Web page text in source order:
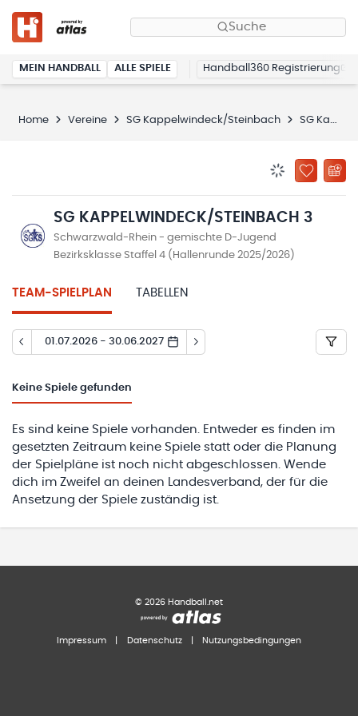
Suche
MEIN HANDBALL ALLE SPIELE Handball360 Registrierung
Home Vereine SG Kappelwindeck/Steinbach SG Kappelwindeck/Steinbach 3
ZU
SG KAPPELWINDECK/STEINBACH 3
Schwarzwald-Rhein - gemischte D-Jugend
Bezirksklasse Staffel 4 (Hallenrunde 2025/2026)
TEAM-SPIELPLAN TABELLEN
01.07.2026 - 30.06.2027
Keine Spiele gefunden
Es sind keine Spiele vorhanden. Entweder es finden im
gesetzten Zeitraum keine Spiele statt oder die Planung
der Spielpläne ist noch nicht abgeschlossen. Wende
dich im Zweifel an deinen Landesverband, der für die
Ansetzung der Spiele zuständig ist.
© 2026 Handball.net
Impressum Datenschutz Nutzungsbedingungen